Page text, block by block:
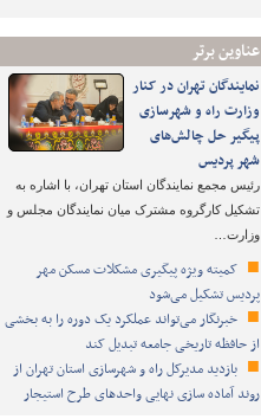
عناوین برتر
نمایندگان تهران در کنار
وزارت راه و شهرسازی
پیگیر حل چالش‌های
شهر پردیس
رئیس مجمع نمایندگان استان تهران، با اشاره به
تشکیل کارگروه مشترک میان نمایندگان مجلس و
وزارت…
کمیته ویژه پیگیری مشکلات مسکن مهر
پردیس تشکیل می‌شود
خبرنگار می‌تواند عملکرد یک دوره را به بخشی
از حافظه تاریخی جامعه تبدیل کند
بازدید مدیرکل راه و شهرسازی استان تهران از
روند آماده سازی نهایی واحدهای طرح استیجار